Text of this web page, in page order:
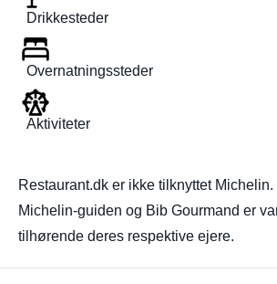
Drikkesteder
Overnatningssteder
Aktiviteter
Restaurant.dk er ikke tilknyttet
Michelin-guiden og Bib Gourmand er
tilhørende deres respektive ejere.